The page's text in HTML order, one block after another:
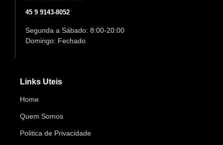
45 9 9143-8052
Segunda a Sábado: 8:00-20:00
Domingo: Fechado
Links Uteis
Home
Quem Somos
Politica de Privacidade